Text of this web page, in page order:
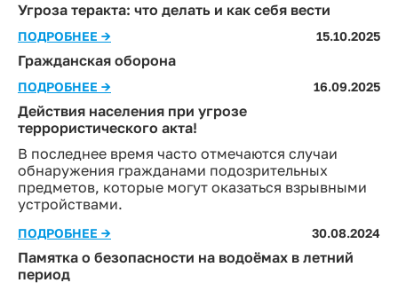
Угроза теракта: что делать и как себя вести
ПОДРОБНЕЕ → 15.10.2025
Гражданская оборона
ПОДРОБНЕЕ → 16.09.2025
Действия населения при угрозе
террористического акта!
В последнее время часто отмечаются случаи
обнаружения гражданами подозрительных
предметов, которые могут оказаться взрывными
устройствами.
ПОДРОБНЕЕ → 30.08.2024
Памятка о безопасности на водоёмах в летний
период